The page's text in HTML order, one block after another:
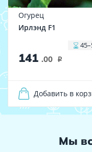
Огурец
Ирлэнд F1
141 .00 i
Добавить в
Мы